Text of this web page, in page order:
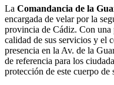
La Comandancia de la
encargada de velar por la
provincia de Cádiz. Con una
calidad de sus servicios y el
presencia en la Av. de la
de referencia para los
protección de este cuerpo de